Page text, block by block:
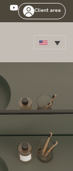
Client area